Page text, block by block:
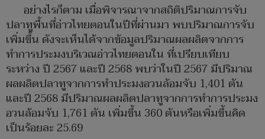
อย่างไรก็ตาม เมื่อพิจารณาจากสถิติปริมาณการจับ
ปลาทูพื้นที่อ่าวไทยตอนในปีที่ผ่านมา พบปริมาณการจับ
เพิ่มขึ้น ดังจะเห็นได้จากข้อมูลปริมาณผลผลิตจากการ
ทำการประมงบริเวณอ่าวไทยตอนใน ที่เปรียบเทียบ
ระหว่าง ปี 2567 และปี 2568 พบว่าในปี 2567 มีปริมาณ
ผลผลิตปลาทูจากการทำประมงอวนล้อมจับ 1,401 ตัน
และปี 2568 มีปริมาณผลผลิตปลาทูจากการทำการประมง
อวนล้อมจับ 1,761 ตัน เพิ่มขึ้น 360 ตันหรือเพิ่มขึ้นคิด
เป็นร้อยละ 25.69